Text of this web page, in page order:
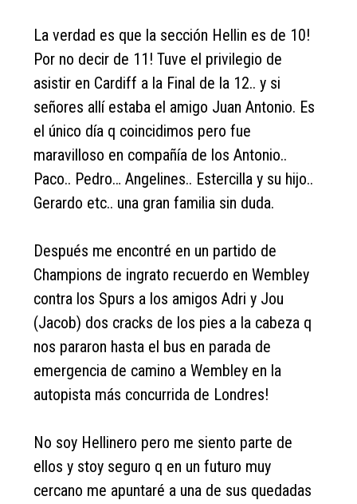
La verdad es que la sección Hellin es de 10!
Por no decir de 11! Tuve el privilegio de
asistir en Cardiff a la Final de la 12.. y si
señores allí estaba el amigo Juan Antonio. Es
el único día q coincidimos pero fue
maravilloso en compañía de los Antonio..
Paco.. Pedro… Angelines.. Estercilla y su hijo..
Gerardo etc.. una gran familia sin duda.
Después me encontré en un partido de
Champions de ingrato recuerdo en Wembley
contra los Spurs a los amigos Adri y Jou
(Jacob) dos cracks de los pies a la cabeza q
nos pararon hasta el bus en parada de
emergencia de camino a Wembley en la
autopista más concurrida de Londres!
No soy Hellinero pero me siento parte de
ellos y stoy seguro q en un futuro muy
cercano me apuntaré a una de sus quedadas